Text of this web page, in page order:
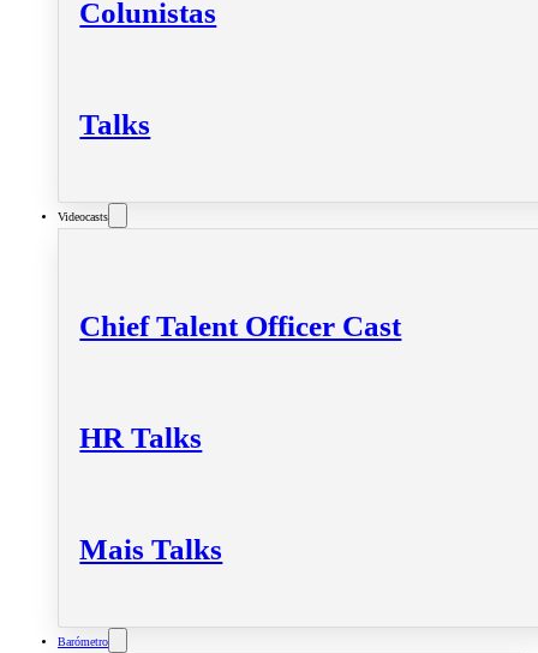
Colunistas
Talks
Videocasts
Chief Talent Officer Cast
HR Talks
Mais Talks
Barómetro